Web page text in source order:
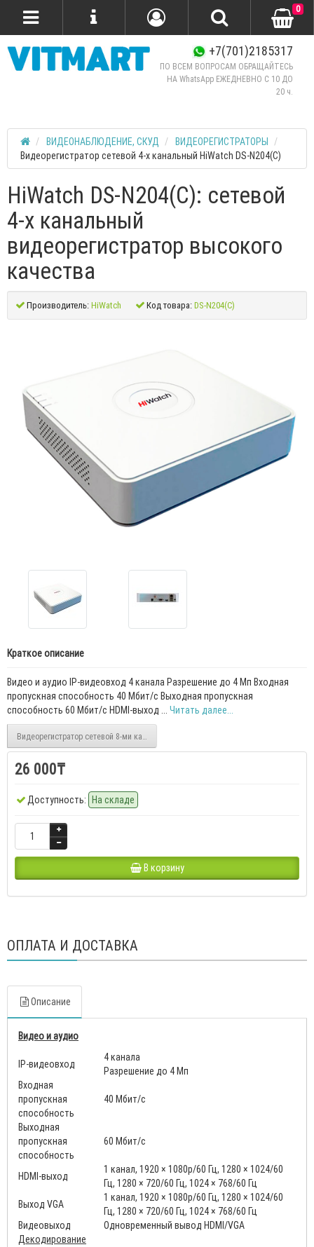
+7(701)2185317
ПО ВСЕМ ВОПРОСАМ ОБРАЩАЙТЕСЬ
НА WhatsApp ЕЖЕДНЕВНО C 10 ДО
20 ч.
0
ВИДЕОНАБЛЮДЕНИЕ, СКУД
ВИДЕОРЕГИСТРАТОРЫ
Видеорегистратор сетевой 4-х канальный HiWatch DS-N204(C)
HiWatch DS-N204(C): сетевой
4-х канальный
видеорегистратор высокого
качества
Производитель:HiWatch Код товара:DS-N204(C)
Краткое описание
Видео и аудио IP-видеовход 4 канала Разрешение до 4 Mп Входная
пропускная способность 40 Мбит/с Выходная пропускная
способность 60 Мбит/с HDMI-выход ... Читать далее...
Видеорегистратор сетевой 8-ми канальный HiWatch DS-N208(C)
26 000₸
Доступность: На складе
В корзину
ОПЛАТА И ДОСТАВКА
Описание
Видео и аудио
IP-видеовход
4 канала
Разрешение до 4 Mп
Входная
пропускная
способность
40 Мбит/с
Выходная
пропускная
способность
60 Мбит/с
HDMI-выход
1 канал, 1920 × 1080p/60 Гц, 1280 × 1024/60
Гц, 1280 × 720/60 Гц, 1024 × 768/60 Гц
Выход VGA
1 канал, 1920 × 1080p/60 Гц, 1280 × 1024/60
Гц, 1280 × 720/60 Гц, 1024 × 768/60 Гц
Видеовыход
Одновременный вывод HDMI/VGA
Декодирование